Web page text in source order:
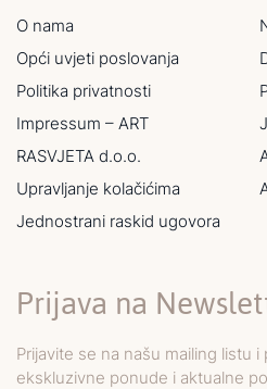
O nama
Opći uvjeti poslovanja
Politika privatnosti
Impressum – ART
RASVJETA d.o.o.
Upravljanje kolačićima
Jednostrani raskid ugovora
Prijava na
Prijavite se na našu mailing listu
ekskluzivne ponude i aktualne